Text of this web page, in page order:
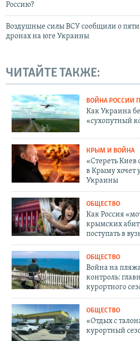
Россию?
Воздушные силы ВСУ сообщили о
дронах на юге Украины
ЧИТАЙТЕ ТАКЖЕ:
ВОЙНА РОССИИ
Как Украина
«сухопутный
КРЫМ И ВОЙНА
«Стереть Киев
в Крыму хочет
Украины
ОБЩЕСТВО
Как Россия
крымских
поступать в
ОБЩЕСТВО
Война на
контроль:
курортного
ОБЩЕСТВО
«Отдых с
курортный